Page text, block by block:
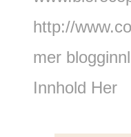
http://
mer
Innhold Her